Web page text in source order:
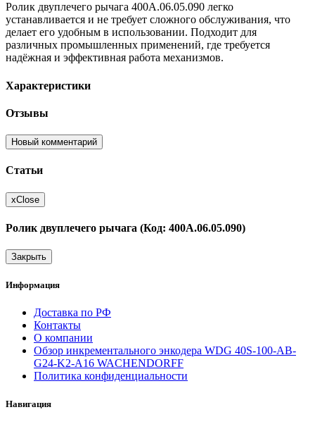
Ролик двуплечего рычага 400А.06.05.090 легко
устанавливается и не требует сложного обслуживания, что
делает его удобным в использовании. Подходит для
различных промышленных применений, где требуется
надёжная и эффективная работа механизмов.
Характеристики
Отзывы
Новый комментарий
Статьи
xClose
Ролик двуплечего рычага (Код: 400А.06.05.090)
Закрыть
Информация
Доставка по РФ
Контакты
О компании
Обзор инкрементального энкодера WDG 40S-100-AB-
G24-K2-A16 WACHENDORFF
Политика конфиденциальности
Навигация